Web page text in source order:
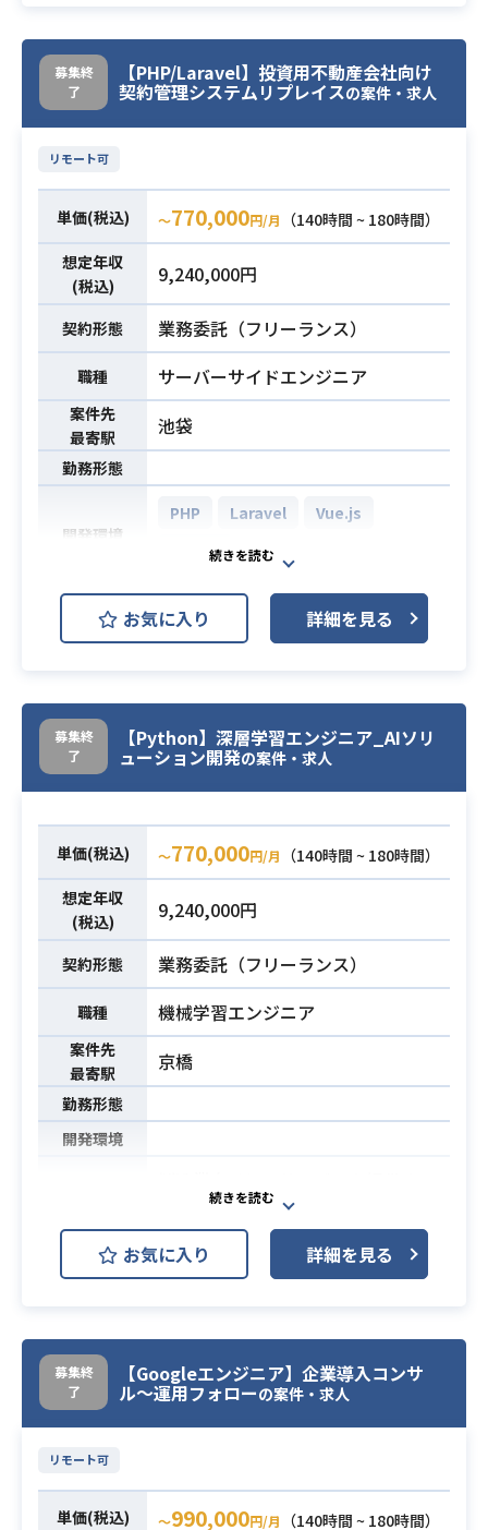
業務内容
リプレイスにおけるフロントエンド
開発の基本設計からご担当いただき
ます。
先行してモックの作成を行い、顧客
必須スキル
・フロントエンド開発経験3年以上
・Vue.jsの開発経験
・基本設計～の経験
募集終
了
【PHP/Laravel】投資用不動産会社向け
契約管理システムリプレイスの案件・求人
リモート可
単価(税込) 〜770,000円/月
（140時間 ~ 180時間）
想定年収
(税込)
9,240,000円
契約形態 業務委託（フリーランス）
職種 サーバーサイドエンジニア
案件先
最寄駅
池袋
勤務形態
開発環境
PHP Laravel
Vue.js
MySQL
業務内容
契約管理システムのリプレイスにお
ける基本設計以降を担当いただきま
【案件詳細】
※テスト設計へ行ってもらうパター
ンと実際の製造チームに入ってもら
うパターンがあります。
必須スキル
・業務系（Web）システム開発経験
・PHP（Laravel）での基本設計～の
経験（3年以上）
・設計書等のドキュメント作成能力
お気に入り 詳細を見る
募集終
了
【Python】深層学習エンジニア_AIソリ
ューション開発の案件・求人
単価(税込) 〜770,000円/月
（140時間 ~ 180時間）
想定年収
(税込)
9,240,000円
契約形態 業務委託（フリーランス）
職種 機械学習エンジニア
案件先
最寄駅
京橋
勤務形態
開発環境
当社にて、AIソリューションの開
発、画像処理用の筐体＆ソフトの起
案から製品化までをご担当いただき
ズム開発事業のメンバーとして画像
分析や画像処理を行って頂きます。
AI領域の技術の中でも特に、カメラ
やセンサーなどを使ったサービスを
今後、様々なサービスの展開も想定
お気に入り 詳細を見る
募集終
了
【Googleエンジニア】企業導入コンサ
ル〜運用フォローの案件・求人
リモート可
単価(税込) 〜990,000円/月 （140時間 ~ 180時間）